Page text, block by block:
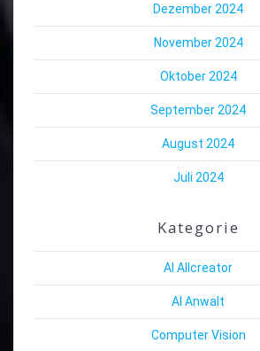
Dezember 2024
November 2024
Oktober 2024
September 2024
August 2024
Juli 2024
Kategorie
AI Allcreator
AI Anwalt
Computer Vision